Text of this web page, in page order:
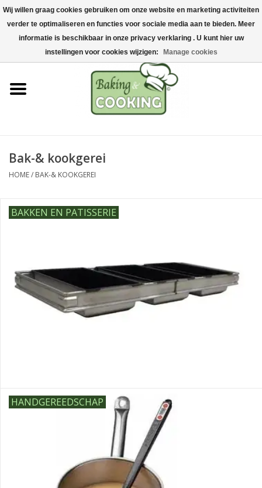
Home
Bak-& kookgerei
Machines & onderdelen
Chocolade & ijsbereiding
Hygiëne & opslag
Grondstoffen & Presentatie
Bak-& kookgerei
HOME/ BAK-& KOOKGEREI
BAKKEN EN PATISSERIE
HANDGEREEDSCHAP
Wij willen graag cookies gebruiken om onze website en marketing activiteiten
verder te optimaliseren en functies voor sociale media aan te bieden. Meer
informatie is beschikbaar in onze privacy verklaring . U kunt hier uw
instellingen voor cookies wijzigen:
Manage cookies